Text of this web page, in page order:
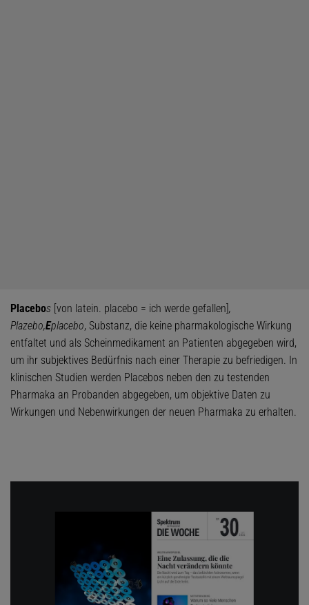
Placebos [von latein. placebo = ich werde gefallen],
Plazebo,Eplacebo, Substanz, die keine pharmakologische Wirkung
entfaltet und als Scheinmedikament an Patienten abgegeben wird,
um ihr subjektives Bedürfnis nach einer Therapie zu befriedigen. In
klinischen Studien werden Placebos neben den zu testenden
Pharmaka an Probanden abgegeben, um objektive Daten zu
Wirkungen und Nebenwirkungen der neuen Pharmaka zu erhalten.